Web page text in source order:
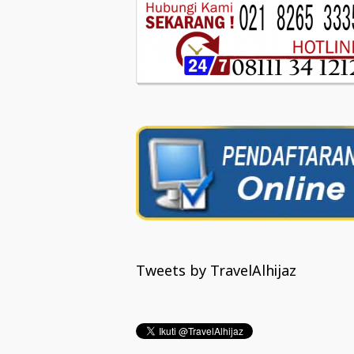
Tweets by TravelAlhijaz